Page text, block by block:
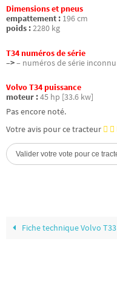
Dimensions et pneus
empattement : 196 cm
poids :2280 kg
T34 numéros de série
–>– numéros de série inconnu
Volvo T34 puissance
moteur :45 hp [33.6 kw]
Pas encore noté.
Votre avis pour ce tracteur
Fiche technique Volvo T33